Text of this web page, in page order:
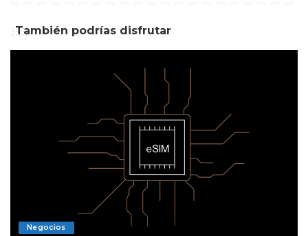
También podrías disfrutar
Negocios